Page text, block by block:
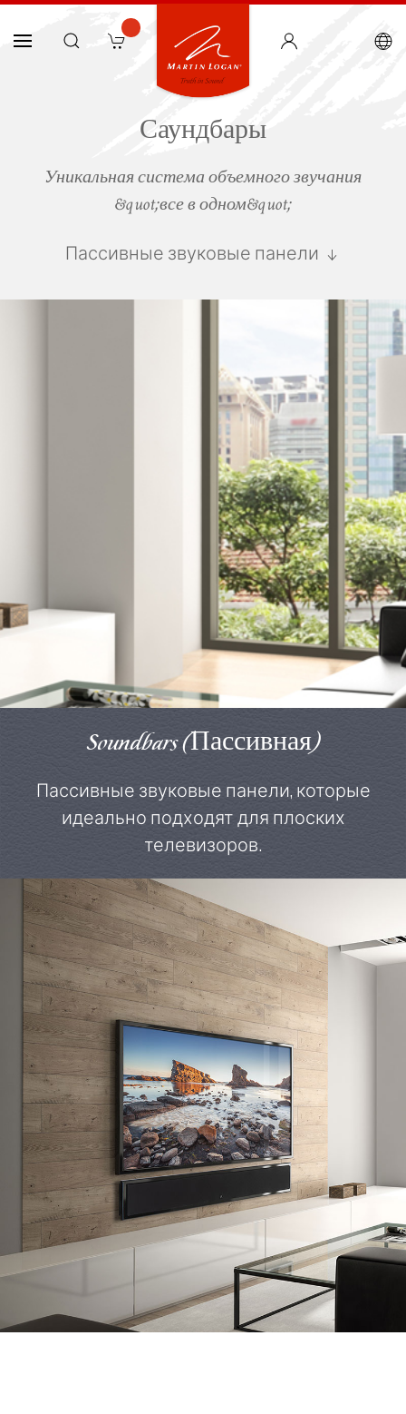
Саундбары
Уникальная система объемного звучания
&quot;все в одном&quot;
Пассивные звуковые панели
Soundbars (Пассивная)
Пассивные звуковые панели, которые
идеально подходят для плоских
телевизоров.